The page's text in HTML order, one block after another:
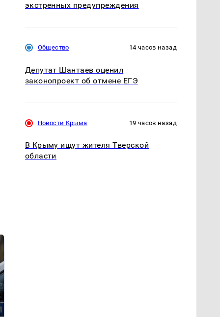
экстренных предупреждения
Общество 14 часов назад
Депутат Шантаев оценил
законопроект об отмене ЕГЭ
Новости Крыма 19 часов назад
В Крыму ищут жителя Тверской
области